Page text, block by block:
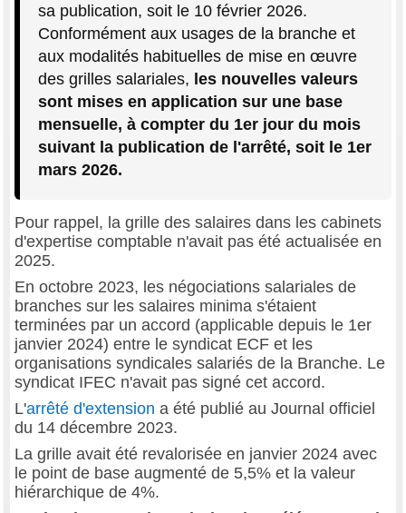
sa publication, soit le 10 février 2026.
Conformément aux usages de la branche et
aux modalités habituelles de mise en œuvre
des grilles salariales, les nouvelles valeurs
sont mises en application sur une base
mensuelle, à compter du 1er jour du mois
suivant la publication de l'arrêté, soit le 1er
mars 2026.
Pour rappel, la grille des salaires dans les cabinets
d'expertise comptable n'avait pas été actualisée en
2025.
En octobre 2023, les négociations salariales de
branches sur les salaires minima s'étaient
terminées par un accord (applicable depuis le 1er
janvier 2024) entre le syndicat ECF et les
organisations syndicales salariés de la Branche. Le
syndicat IFEC n'avait pas signé cet accord.
L'arrêté d'extension a été publié au Journal officiel
du 14 décembre 2023.
La grille avait été revalorisée en janvier 2024 avec
le point de base augmenté de 5,5% et la valeur
hiérarchique de 4%.